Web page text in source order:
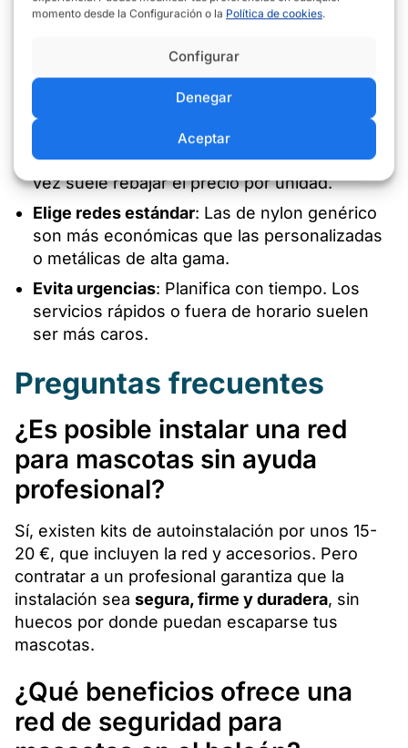
momento desde la Configuración o la Política de cookies.
Aceptar
Denegar
Configurar
claro el rango de tarifas y elegir la opción más
: Tomar tú mismo las medidas del
balcón evita visitas extra del profesional y
posibles sobrecostes.
: Si tienes varios balcones o
terrazas, hacer todas las instalaciones a la
vez suele rebajar el precio por unidad.
Elige redes estándar: Las de nylon genérico
son más económicas que las personalizadas
o metálicas de alta gama.
Evita urgencias: Planifica con tiempo. Los
servicios rápidos o fuera de horario suelen
ser más caros.
Preguntas frecuentes
¿Es posible instalar una red
para mascotas sin ayuda
profesional?
Sí, existen kits de autoinstalación por unos 15-
20 €, que incluyen la red y accesorios. Pero
contratar a un profesional garantiza que la
instalación sea segura, firme y duradera, sin
huecos por donde puedan escaparse tus
mascotas.
¿Qué beneficios ofrece una
red de seguridad para